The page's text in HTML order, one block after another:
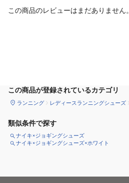
この商品のレビューはまだありません。
この商品が登録されているカテゴリ
ランニング レディースランニングシューズ
類似条件で探す
ナイキ×ジョギングシューズ
ナイキ×ジョギングシューズ×ホワイト